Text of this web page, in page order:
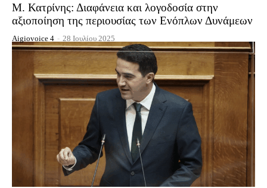
Μ. Κατρίνης: Διαφάνεια και λογοδοσία στην
αξιοποίηση της περιουσίας των Ενόπλων Δυνάμεων
Aigiovoice 4 - 28 Ιουλίου 2025